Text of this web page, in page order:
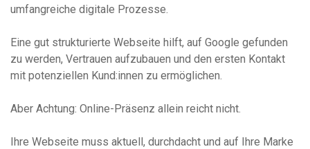
umfangreiche digitale Prozesse.
Eine gut strukturierte Webseite hilft, auf Google gefunden
zu werden, Vertrauen aufzubauen und den ersten Kontakt
mit potenziellen Kund:innen zu ermöglichen.
Aber Achtung: Online-Präsenz allein reicht nicht.
Ihre Webseite muss aktuell, durchdacht und auf Ihre Marke